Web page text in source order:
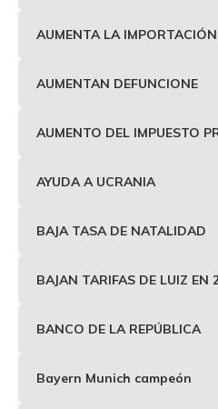
AUMENTA LA
AUMENTAN DEFUNCIONE
AUMENTO DEL IMPUESTO
AYUDA A UCRANIA
BAJA TASA DE NATALIDAD
BAJAN TARIFAS DE LUIZ EN
BANCO DE LA REPÚBLICA
Bayern Munich campeón